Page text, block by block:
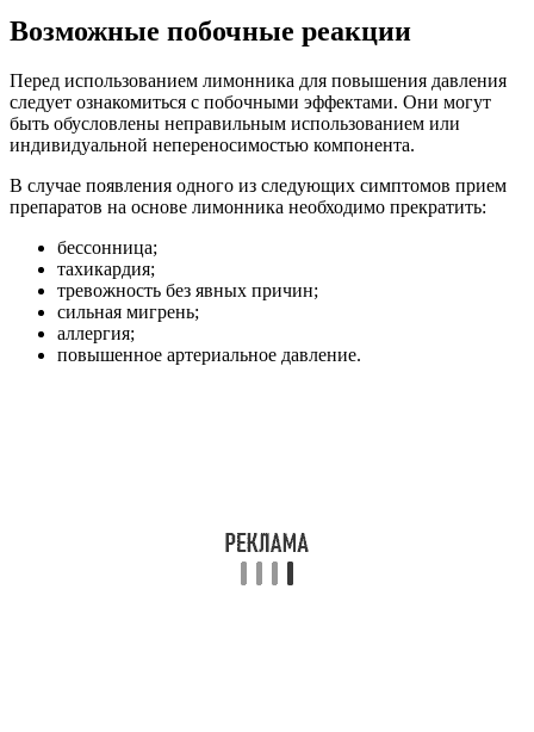
Возможные побочные реакции
Перед использованием лимонника для повышения давления
следует ознакомиться с побочными эффектами. Они могут
быть обусловлены неправильным использованием или
индивидуальной непереносимостью компонента.
В случае появления одного из следующих симптомов прием
препаратов на основе лимонника необходимо прекратить:
бессонница;
тахикардия;
тревожность без явных причин;
сильная мигрень;
аллергия;
повышенное артериальное давление.